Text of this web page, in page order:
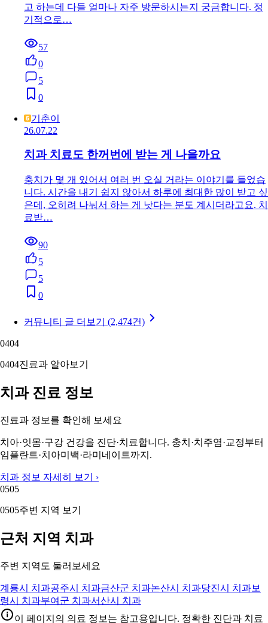
고 하는데 다들 얼마나 자주 방문하시는지 궁금합니다. 정
기적으로…
57
0
5
0
기춘이
26.07.22
치과 치료도 한꺼번에 받는 게 나을까요
충치가 몇 개 있어서 여러 번 오실 거라는 이야기를 들었습
니다. 시간을 내기 쉽지 않아서 하루에 최대한 많이 받고 싶
은데, 오히려 나눠서 하는 게 낫다는 분도 계시더라고요. 치
료받…
90
5
5
0
커뮤니티 글 더보기 (2,474건)
0404
0404진료과 알아보기
치과 진료 정보
진료과 정보를 확인해 보세요
치아·잇몸·구강 건강을 진단·치료합니다. 충치·치주염·교정부터
임플란트·치아미백·라미네이트까지.
치과 정보 자세히 보기 ›
0505
0505주변 지역 보기
근처 지역 치과
주변 지역도 둘러보세요
계룡시 치과공주시 치과금산군 치과논산시 치과당진시 치과보
령시 치과부여군 치과서산시 치과
이 페이지의 의료 정보는 참고용입니다. 정확한 진단과 치료